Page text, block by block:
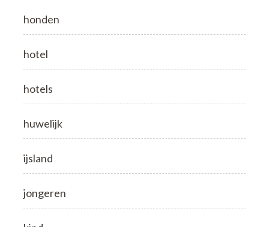
honden
hotel
hotels
huwelijk
ijsland
jongeren